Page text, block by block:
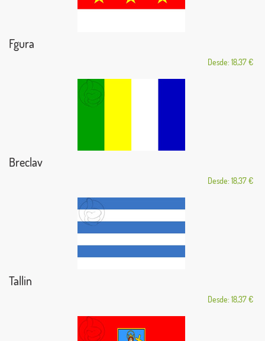
Fgura
Desde: 18,37 €
Breclav
Desde: 18,37 €
Tallin
Desde: 18,37 €